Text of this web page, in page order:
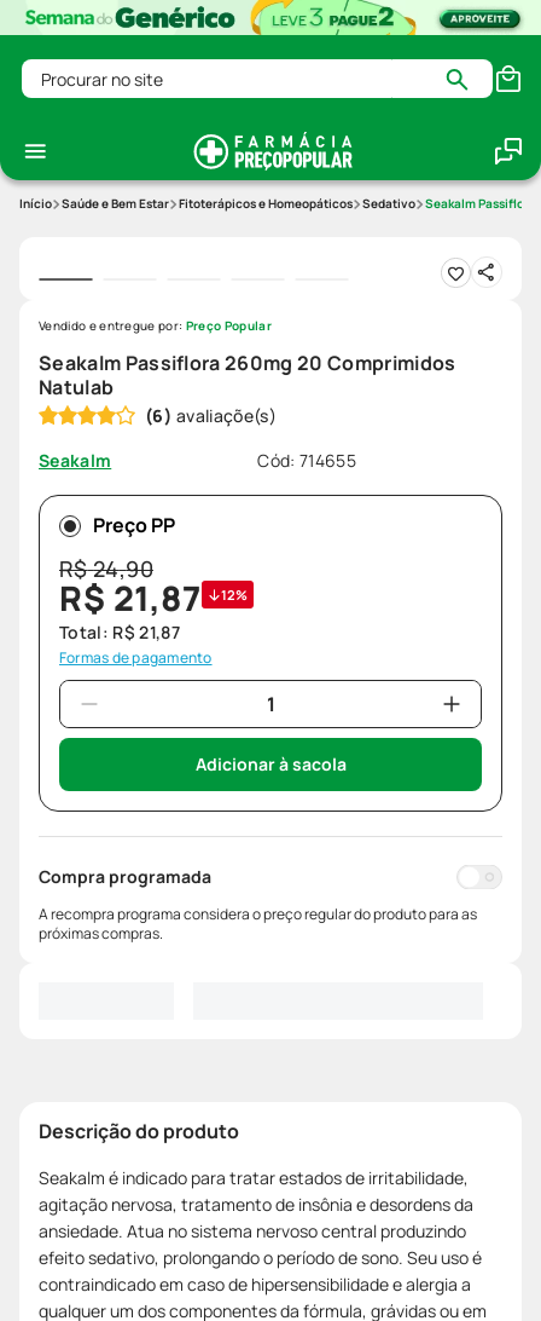
Procurar no site
Saúde e Bem Estar Fitoterápicos e Homeopáticos Sedativo Seakalm
Seakalm Passiflora 260mg 20 Comprimidos
Natulab
(6)
Seakalm
Cód: 714655
Vendido e entregue por: Preço Popular
Preço PP
R$24,90
R$ 21,87 12%
Total: R$ 21,87
Formas de pagamento
Adicionar à sacola
Compra programada
A recompra programa considera o preço regular do produto para as
próximas compras.
Descrição do produto
Seakalm é indicado para tratar estados de irritabilidade,
agitação nervosa, tratamento de insônia e desordens da
ansiedade. Atua no sistema nervoso central produzindo
efeito sedativo, prolongando o período de sono. Seu uso é
contraindicado em caso de hipersensibilidade e alergia a
qualquer um dos componentes da fórmula, grávidas ou em